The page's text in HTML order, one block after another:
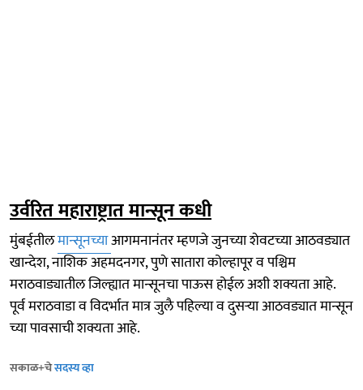
उर्वरित महाराष्ट्रात मान्सून कधी
मुंबईतीलमान्सूनच्याआगमनानंतर म्हणजे जुनच्या शेवटच्या आठवड्यात
खान्देश, नाशिक अहमदनगर, पुणे सातारा कोल्हापूर व पश्चिम
मराठवाड्यातील जिल्ह्यात मान्सूनचा पाऊस होईल अशी शक्यता आहे.
पूर्व मराठवाडा व विदर्भात मात्र जुलै पहिल्या व दुसऱ्या आठवड्यात मान्सून
च्या पावसाची शक्यता आहे.
सकाळ+चेसदस्य व्हा